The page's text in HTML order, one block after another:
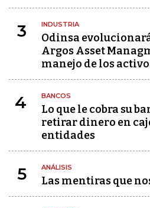
3 INDUSTRIA
Odinsa
Argos Asset
manejo de los
4 BANCOS
Lo que le cobra su
retirar dinero en
entidades
5 ANÁLISIS
Las mentiras que